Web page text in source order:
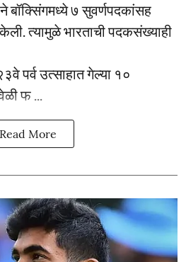
बॉक्सिंगमध्ये ७ सुवर्णपदकांसह
त्यामुळे भारताची पदकसंख्याही
पर्व उत्साहात गेल्या १०
फ ...
Read More